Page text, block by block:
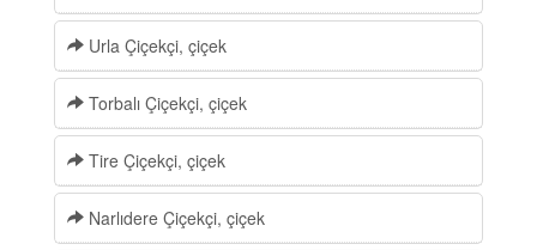
Urla Çiçekçi, çiçek
Torbalı Çiçekçi, çiçek
Tire Çiçekçi, çiçek
Narlıdere Çiçekçi, çiçek